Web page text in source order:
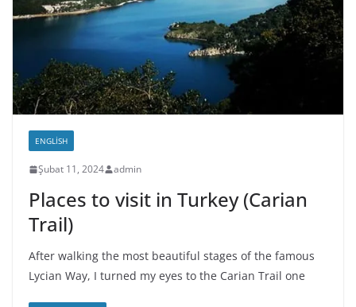
ENGLISH
Şubat 11, 2024 admin
Places to visit in Turkey (Carian
Trail)
After walking the most beautiful stages of the famous
Lycian Way, I turned my eyes to the Carian Trail one